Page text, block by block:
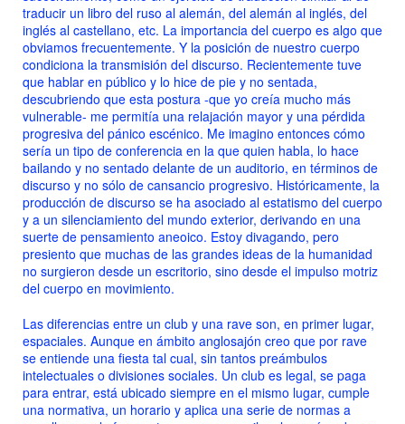
traducir un libro del ruso al alemán, del alemán al inglés, del
inglés al castellano, etc. La importancia del cuerpo es algo que
obviamos frecuentemente. Y la posición de nuestro cuerpo
condiciona la transmisión del discurso. Recientemente tuve
que hablar en público y lo hice de pie y no sentada,
descubriendo que esta postura -que yo creía mucho más
vulnerable- me permitía una relajación mayor y una pérdida
progresiva del pánico escénico. Me imagino entonces cómo
sería un tipo de conferencia en la que quien habla, lo hace
bailando y no sentado delante de un auditorio, en términos de
discurso y no sólo de cansancio progresivo. Históricamente, la
producción de discurso se ha asociado al estatismo del cuerpo
y a un silenciamiento del mundo exterior, derivando en una
suerte de pensamiento aneoico. Estoy divagando, pero
presiento que muchas de las grandes ideas de la humanidad
no surgieron desde un escritorio, sino desde el impulso motriz
del cuerpo en movimiento.
Las diferencias entre un club y una rave son, en primer lugar,
espaciales. Aunque en ámbito anglosajón creo que por rave
se entiende una fiesta tal cual, sin tantos preámbulos
intelectuales o divisiones sociales. Un club es legal, se paga
para entrar, está ubicado siempre en el mismo lugar, cumple
una normativa, un horario y aplica una serie de normas a